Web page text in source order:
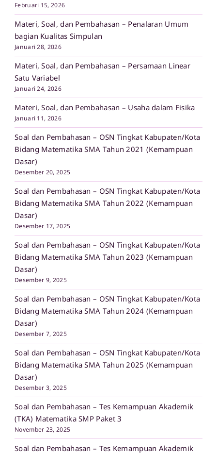
Februari 15, 2026
Materi, Soal, dan Pembahasan – Penalaran Umum
bagian Kualitas Simpulan
Januari 28, 2026
Materi, Soal, dan Pembahasan – Persamaan Linear
Satu Variabel
Januari 24, 2026
Materi, Soal, dan Pembahasan – Usaha dalam Fisika
Januari 11, 2026
Soal dan Pembahasan – OSN Tingkat Kabupaten/Kota
Bidang Matematika SMA Tahun 2021 (Kemampuan
Dasar)
Desember 20, 2025
Soal dan Pembahasan – OSN Tingkat Kabupaten/Kota
Bidang Matematika SMA Tahun 2022 (Kemampuan
Dasar)
Desember 17, 2025
Soal dan Pembahasan – OSN Tingkat Kabupaten/Kota
Bidang Matematika SMA Tahun 2023 (Kemampuan
Dasar)
Desember 9, 2025
Soal dan Pembahasan – OSN Tingkat Kabupaten/Kota
Bidang Matematika SMA Tahun 2024 (Kemampuan
Dasar)
Desember 7, 2025
Soal dan Pembahasan – OSN Tingkat Kabupaten/Kota
Bidang Matematika SMA Tahun 2025 (Kemampuan
Dasar)
Desember 3, 2025
Soal dan Pembahasan – Tes Kemampuan Akademik
(TKA) Matematika SMP Paket 3
November 23, 2025
Soal dan Pembahasan – Tes Kemampuan Akademik